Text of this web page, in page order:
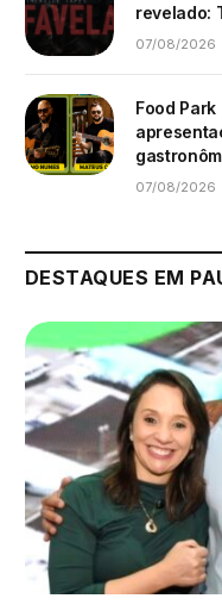
revelado:
07/08/2026
Food
07/08/2026
DESTAQUES EM